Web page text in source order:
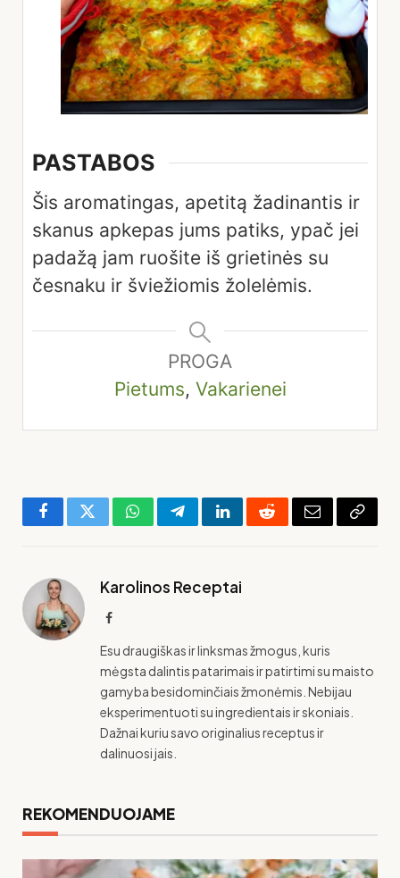
PASTABOS
Šis aromatingas, apetitą žadinantis ir
skanus apkepas jums patiks, ypač jei
padažą jam ruošite iš grietinės su
česnaku ir šviežiomis žolelėmis.
PROGA
Pietums, Vakarienei
FacebookTwitterWhatsAppTelegramLinkedInRedditEl.
Copy
Karolinos Receptai
Facebook
Esu draugiškas ir linksmas žmogus, kuris
mėgsta dalintis patarimais ir patirtimi su maisto
gamyba besidominčiais žmonėmis. Nebijau
eksperimentuoti su ingredientais ir skoniais.
Dažnai kuriu savo originalius receptus ir
dalinuosi jais.
REKOMENDUOJAME